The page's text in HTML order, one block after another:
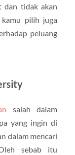
dan tidak akan
kamu pilih juga
peluang
salah dalam
yang ingin di
dalam mencari
sebab itu